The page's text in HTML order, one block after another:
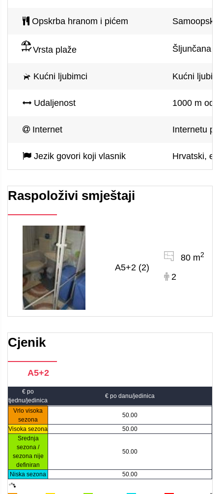
Opskrba hranom i pićem
Vrsta plaže Šljunčana
Kućni ljubimci Kućni
Udaljenost 1000 m od
Internet Internetu
Jezik govori koji vlasnik Hrvatski,
Raspoloživi smještaji
A5+2 (2)
80 m2
2
Cjenik
A5+2
€ po
tjednu/jedinica
€ po danu/jedinica
Vrlo visoka
sezona
50.00
Visoka sezona
50.00
Srednja
sezona /
sezona nije
definiran
50.00
Niska sezona 50.00